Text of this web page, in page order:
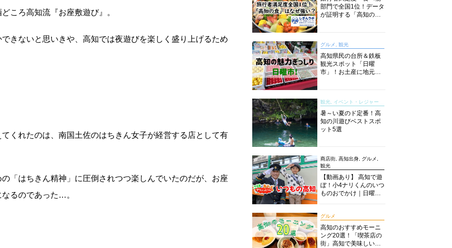
ころ高知流『お座敷遊び』。
きないと思いきや、高知では夜遊びを楽しく盛り上げるため
くれたのは、南国土佐のはちきん女子が経営する店として有
「はちきん精神」に圧倒されつつ楽しんでいたのだが、お座
るのであった…。
部門で全国1位！データ
が証明する「高知の
グルメ, 観光
高知県民の台所＆鉄板
観光スポット「日曜
市」！お土産に地元野
説！
観光, イベント・レジャー
暑～い夏のド定番！高
知の川遊びベストスポ
ット5選
商店街, 高知出身, グルメ,
観光
【動画あり】 高知で遊
ぼ！小4ナリくんのいつ
ものおでかけ｜日曜市
グルメ
高知のおすすめモーニ
ング20選！「喫茶店の
街」高知で美味しい喫